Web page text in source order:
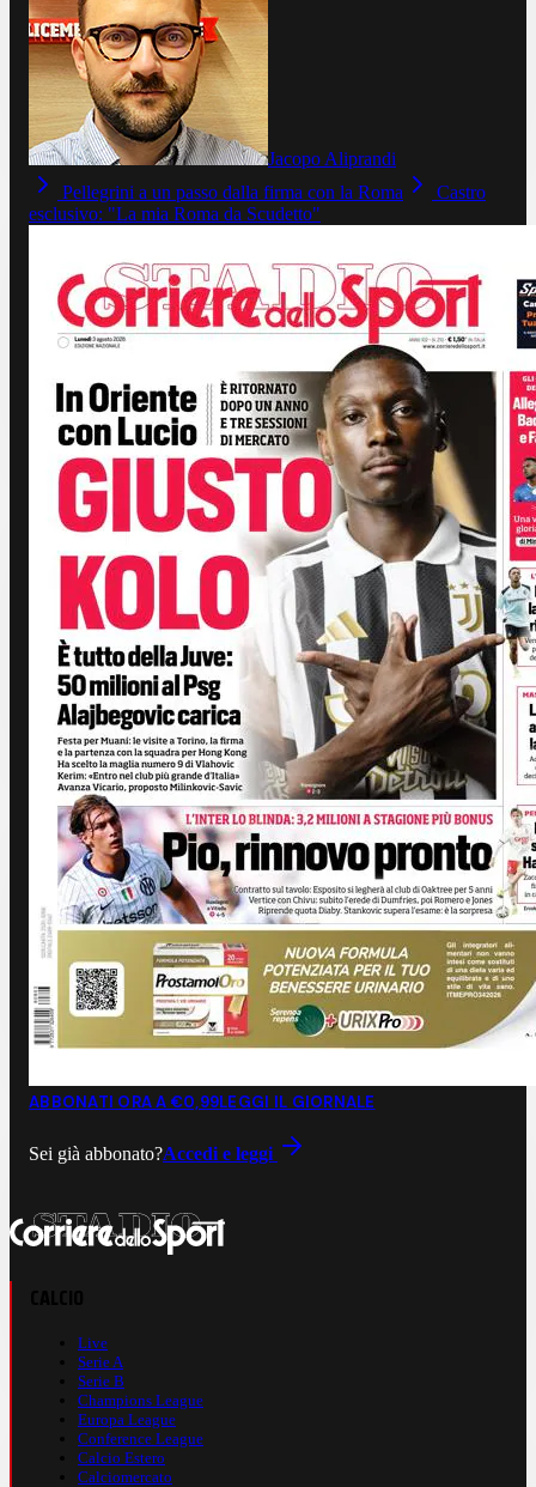
Jacopo Aliprandi
Pellegrini a un passo dalla firma con la Roma
Castro
esclusivo: "La mia Roma da Scudetto"
ABBONATI ORA A €0,99LEGGI IL GIORNALE
Sei già abbonato?Accedi e leggi
Live
Serie A
Serie B
Champions League
Europa League
Conference League
Calcio Estero
Calciomercato